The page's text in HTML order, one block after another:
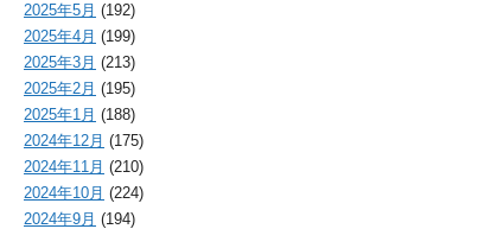
2025年5月 (192)
2025年4月 (199)
2025年3月 (213)
2025年2月 (195)
2025年1月 (188)
2024年12月 (175)
2024年11月 (210)
2024年10月 (224)
2024年9月 (194)